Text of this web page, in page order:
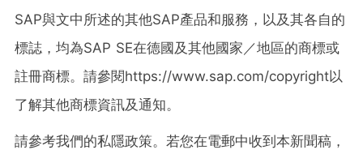
SAP與文中所述的其他SAP產品和服務，以及其各自的
標誌，均為SAP SE在德國及其他國家／地區的商標或
註冊商標。請參閱https://www.sap.com/copyright以
了解其他商標資訊及通知。
請參考我們的私隱政策。若您在電郵中收到本新聞稿，